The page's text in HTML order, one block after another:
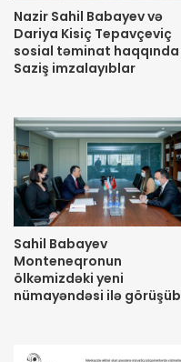
Nazir Sahil Babayev və
Dariya Kisiç Tepavçeviç
sosial təminat haqqında
Saziş imzalayıblar
Sahil Babayev
Monteneqronun
ölkəmizdəki yeni
nümayəndəsi ilə görüşüb